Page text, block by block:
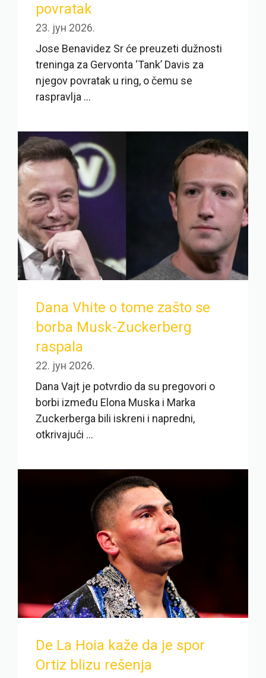
povratak
23. јун 2026.
Jose Benavidez Sr će preuzeti dužnosti
treninga za Gervonta ‘Tank’ Davis za
njegov povratak u ring, o čemu se
raspravlja ...
Dana Vhite o tome zašto se
borba Musk-Zuckerberg
raspala
22. јун 2026.
Dana Vajt je potvrdio da su pregovori o
borbi između Elona Muska i Marka
Zuckerberga bili iskreni i napredni,
otkrivajući ...
De La Hoia kaže da je spor
Ortiz blizu rešenja